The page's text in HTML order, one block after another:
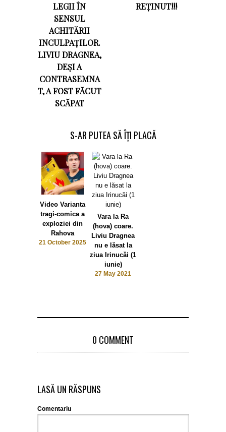
LEGII ÎN
SENSUL
ACHITĂRII
INCULPAȚILOR.
LIVIU DRAGNEA,
DEȘI A
CONTRASEMNA
T, A FOST FĂCUT
SCĂPAT
REȚINUT!!!
S-AR PUTEA SĂ ÎȚI PLACĂ
Video Varianta
tragi-comica a
exploziei din
Rahova
21 October 2025
Vara la Ra
(hova) coare.
Liviu Dragnea
nu e lăsat la
ziua Irinucăi (1
iunie)
27 May 2021
0 COMMENT
LASĂ UN RĂSPUNS
Comentariu